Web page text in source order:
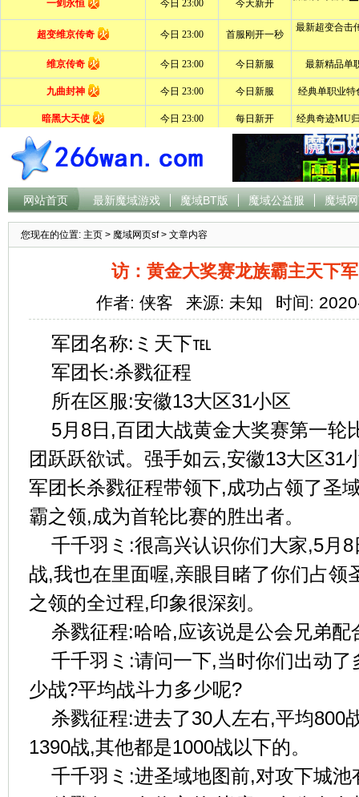
网站首页 最新魔域游戏 魔域BT版 魔域公益服 魔域
您现在的位置: 主页 > 魔域网页sf> 文章内容
访：黄金大奖赛龙族霸主天下
作者: 侠客 来源: 未知 时间:
军团名称:ミ天下℡
军团长:杀戮征程
所在区服:安徽13大区31小区
5月8日,百团大战黄金大奖赛第一轮
团跃跃欲试。强手如云,安徽13大区
军团长杀戮征程带领下,成功占领了圣
霸之领,成为首轮比赛的胜出者。
千千羽ミ:很高兴认识你们大家,5月
战,我也在里面喔,亲眼目睹了你们占领
之领的全过程,印象很深刻。
杀戮征程:哈哈,应该说是公会兄弟配
千千羽ミ:请问一下,当时你们出动
少战?平均战斗力多少呢?
杀戮征程:进去了30人左右,平均800
1390战,其他都是1000战以下的。
千千羽ミ:进圣域地图前,对攻下城池